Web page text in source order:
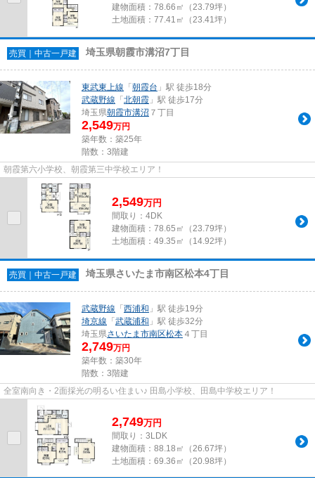
建物面積： 78.66㎡（23.79坪）
土地面積： 77.41㎡（23.41坪）
売買｜中古一戸建 埼玉県朝霞市溝沼7丁目
東武東上線 「 朝霞台 」駅 徒歩18分
武蔵野線 「 北朝霞 」駅 徒歩17分
埼玉県朝霞市溝沼 ７丁目
2,549万円
築年数：築25年
階数：3階建
朝霞第六小学校、朝霞第三中学校エリア！
2,549万円
間取り：4DK
建物面積： 78.65㎡（23.79坪）
土地面積： 49.35㎡（14.92坪）
売買｜中古一戸建 埼玉県さいたま市南区松本4丁目
武蔵野線 「 西浦和 」駅 徒歩19分
埼京線 「 武蔵浦和 」駅 徒歩32分
埼玉県さいたま市南区松本 ４丁目
2,749万円
築年数：築30年
階数：3階建
全室南向き・2面採光の明るい住まい♪ 田島小学校、田島中学校エリア！
2,749万円
間取り：3LDK
建物面積： 88.18㎡（26.67坪）
土地面積： 69.36㎡（20.98坪）